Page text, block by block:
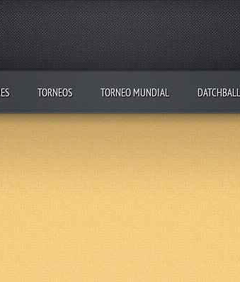
TORNEOS TORNEO MUNDIAL